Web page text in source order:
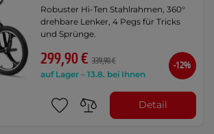
Robuster Hi-Ten Stahlrahmen, 360°
drehbare Lenker, 4 Pegs für Tricks
und Sprünge.
299,90 € 339,90 €
auf Lager – 13.8. bei Ihnen
-12%
Detail